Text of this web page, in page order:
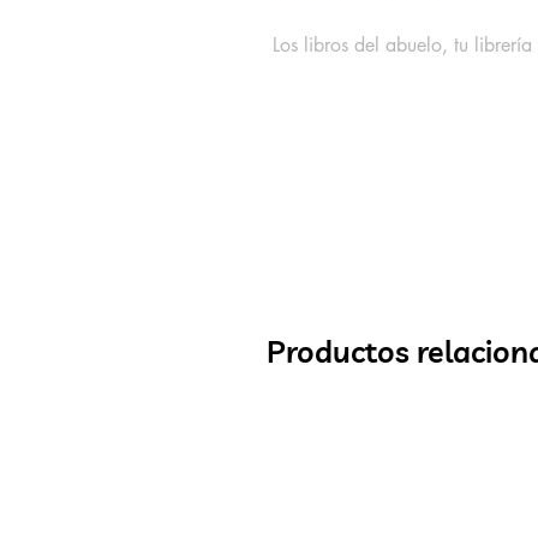
Los libros del abuelo, tu
Productos